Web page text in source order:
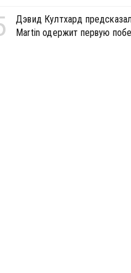
Дэвид Култхард
Martin одержит первую